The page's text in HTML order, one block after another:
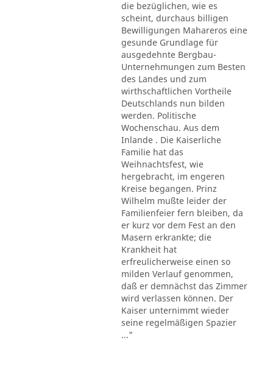
die bezüglichen, wie es
scheint, durchaus billigen
Bewilligungen Mahareros eine
gesunde Grundlage für
ausgedehnte Bergbau-
Unternehmungen zum Besten
des Landes und zum
wirthschaftlichen Vortheile
Deutschlands nun bilden
werden. Politische
Wochenschau. Aus dem
Inlande . Die Kaiserliche
Familie hat das
Weihnachtsfest, wie
hergebracht, im engeren
Kreise begangen. Prinz
Wilhelm mußte leider der
Familienfeier fern bleiben, da
er kurz vor dem Fest an den
Masern erkrankte; die
Krankheit hat
erfreulicherweise einen so
milden Verlauf genommen,
daß er demnächst das Zimmer
wird verlassen können. Der
Kaiser unternimmt wieder
seine regelmäßigen Spazier
..."